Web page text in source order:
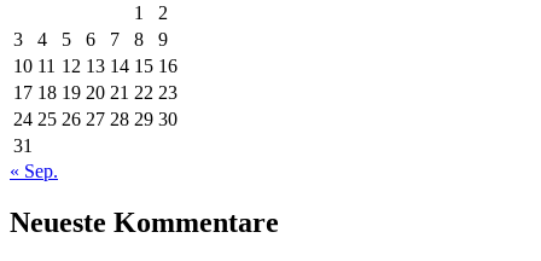
1
2
3
4 5 6 7 8
9
10 11 12 13 14 15 16
17 18 19 20 21 22 23
24 25 26 27 28 29 30
31
« Sep.
Neueste Kommentare